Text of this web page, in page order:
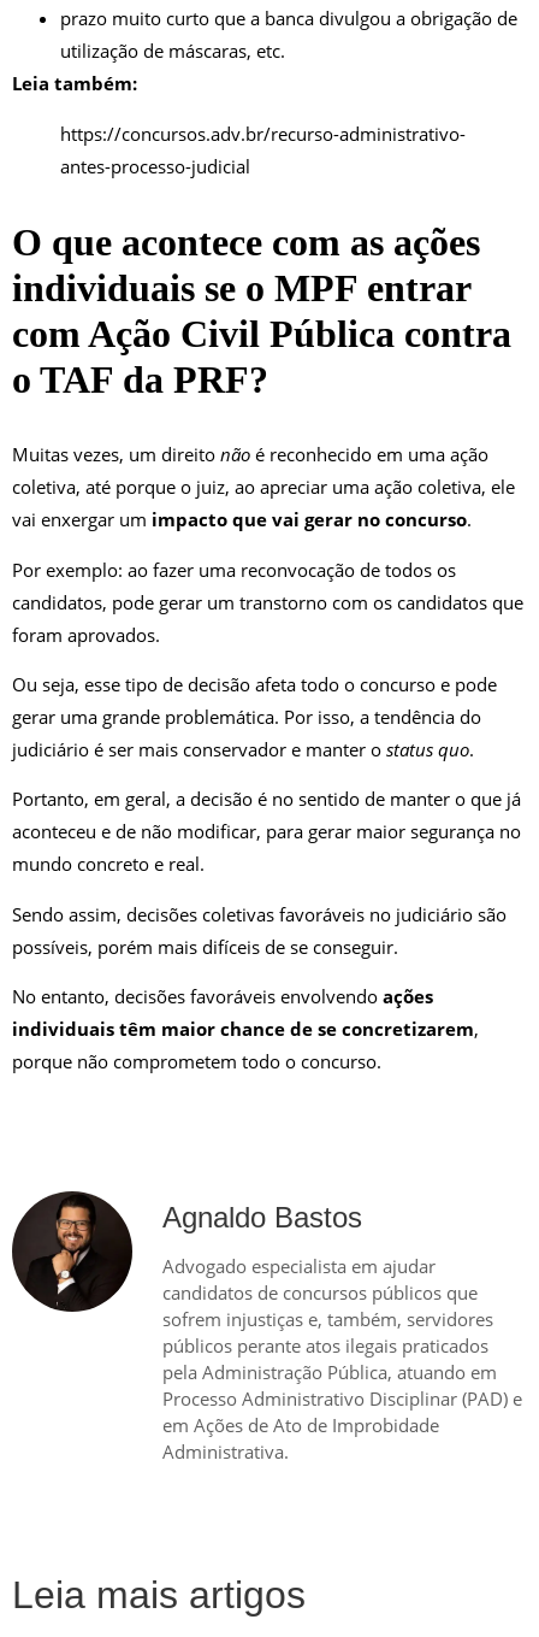
prazo muito curto que a banca divulgou a obrigação de
utilização de máscaras, etc.
Leia também:
https://concursos.adv.br/recurso-administrativo-
antes-processo-judicial
O que acontece com as ações
individuais se o MPF entrar
com Ação Civil Pública contra
o TAF da PRF?
Muitas vezes, um direito não é reconhecido em uma ação
coletiva, até porque o juiz, ao apreciar uma ação coletiva, ele
vai enxergar um impacto que vai gerar no concurso.
Por exemplo: ao fazer uma reconvocação de todos os
candidatos, pode gerar um transtorno com os candidatos que
foram aprovados.
Ou seja, esse tipo de decisão afeta todo o concurso e pode
gerar uma grande problemática. Por isso, a tendência do
judiciário é ser mais conservador e manter o status quo.
Portanto, em geral, a decisão é no sentido de manter o que já
aconteceu e de não modificar, para gerar maior segurança no
mundo concreto e real.
Sendo assim, decisões coletivas favoráveis no judiciário são
possíveis, porém mais difíceis de se conseguir.
No entanto, decisões favoráveis envolvendo ações
individuais têm maior chance de se concretizarem,
porque não comprometem todo o concurso.
Agnaldo Bastos
Advogado especialista em ajudar
candidatos de concursos públicos que
sofrem injustiças e, também, servidores
públicos perante atos ilegais praticados
pela Administração Pública, atuando em
Processo Administrativo Disciplinar (PAD) e
em Ações de Ato de Improbidade
Administrativa.
Leia mais artigos